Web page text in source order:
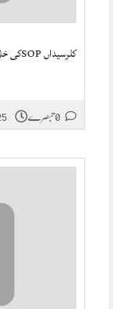
کلرسیداں SOPکی خلاف ورزی اراضی ریکارڈ سینٹر اہلکارملازمت سے برطرف